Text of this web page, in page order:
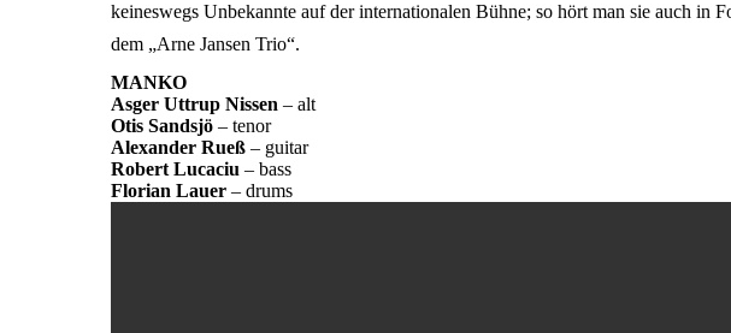
keineswegs Unbekannte auf der internationalen Bühne; so hört man sie auch
dem „Arne Jansen Trio“.
MANKO
Asger Uttrup Nissen – alt
Otis Sandsjö – tenor
Alexander Rueß – guitar
Robert Lucaciu – bass
Florian Lauer – drums